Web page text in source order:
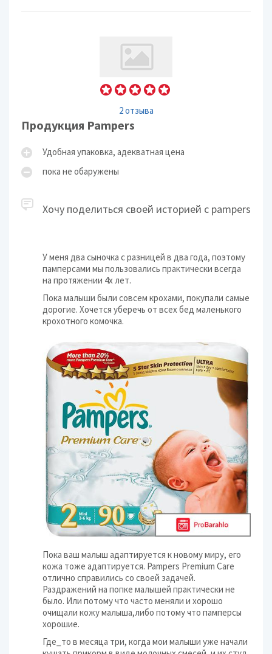
2 отзыва
Продукция Pampers
Удобная упаковка, адекватная цена
пока не обаружены
Хочу поделиться своей историей с pampers
У меня два сыночка с разницей в два года, поэтому
памперсами мы пользовались практически всегда
на протяжении 4х лет.
Пока малыши были совсем крохами, покупали самые
дорогие. Хочется уберечь от всех бед маленького
крохотного комочка.
Пока ваш малыш адаптируется к новому миру, его
кожа тоже адаптируется. Pampers Premium Care
отлично справились со своей задачей.
Раздражений на попке малышей практически не
было. Или потому что часто меняли и хорошо
очищали кожу малыша,либо потому что памперсы
хорошие.
Где_то в месяца три, когда мои малыши уже начали